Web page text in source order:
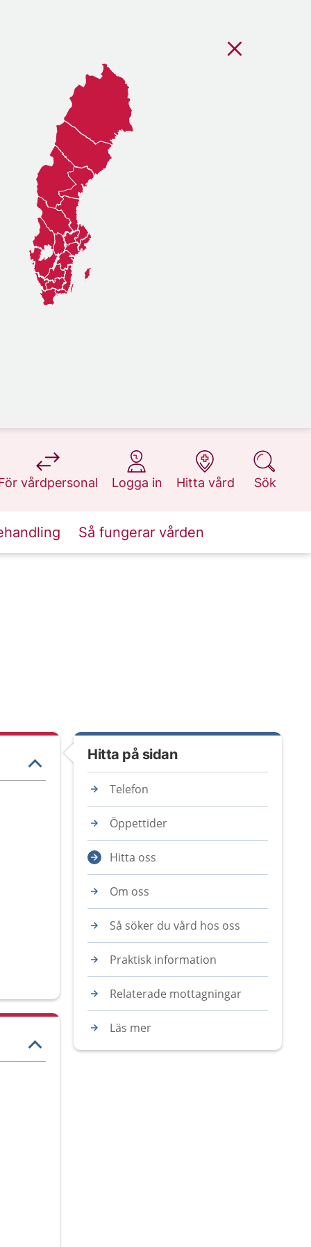
vårdpersonal
på 1177.se
Logga in
på 1177.se
Hitta vård
på 1177.se
Sök
på 1177.se
Så fungerar vården
Hitta på sidan
Telefon
Öppettider
Hitta oss
Om oss
Så söker du vård hos oss
Praktisk information
Relaterade mottagningar
Läs mer